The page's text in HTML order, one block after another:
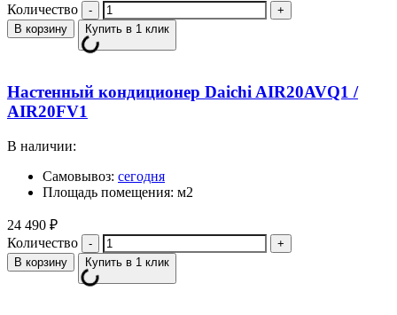
Количество
В корзину Купить в 1 клик
Настенный кондиционер Daichi AIR20AVQ1 /
AIR20FV1
В наличии:
Самовывоз: сегодня
Площадь помещения: м2
24 490 ₽
Количество
В корзину Купить в 1 клик